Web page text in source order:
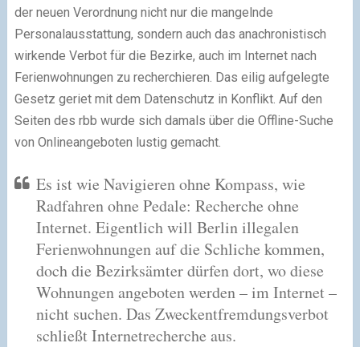
der neuen Verordnung nicht nur die mangelnde
Personalausstattung, sondern auch das anachronistisch
wirkende Verbot für die Bezirke, auch im Internet nach
Ferienwohnungen zu recherchieren. Das eilig aufgelegte
Gesetz geriet mit dem Datenschutz in Konflikt. Auf den
Seiten des rbb wurde sich damals über die Offline-Suche
von Onlineangeboten lustig gemacht.
Es ist wie Navigieren ohne Kompass, wie
Radfahren ohne Pedale: Recherche ohne
Internet. Eigentlich will Berlin illegalen
Ferienwohnungen auf die Schliche kommen,
doch die Bezirksämter dürfen dort, wo diese
Wohnungen angeboten werden – im Internet –
nicht suchen. Das Zweckentfremdungsverbot
schließt Internetrecherche aus.